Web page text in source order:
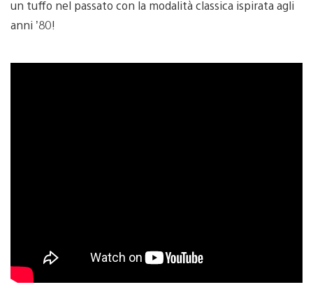
un tuffo nel passato con la modalità classica ispirata agli
anni ’80!